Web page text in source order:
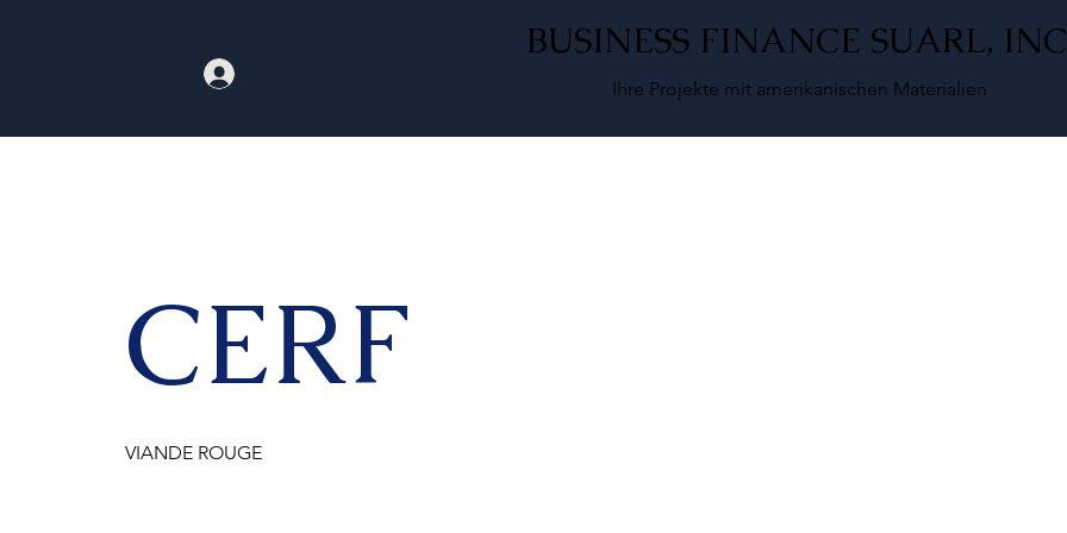
BUSINESS FINANCE SUARL,
Ihre Projekte mit amerikanischen Materialien
CERF
VIANDE ROUGE